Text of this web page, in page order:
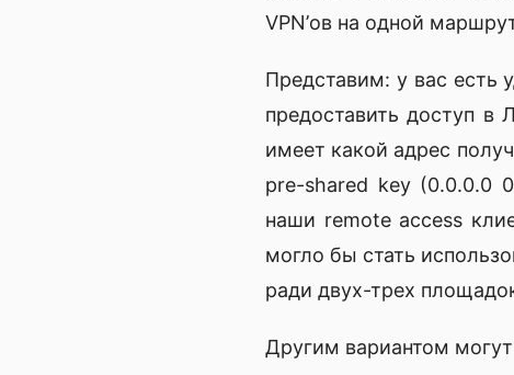
VPN’ов на одной
Представим: у вас есть
предоставить доступ в
имеет какой адрес
pre-shared key (0.0.0.0
наши remote access
могло бы стать
ради двух-трех
Другим вариантом